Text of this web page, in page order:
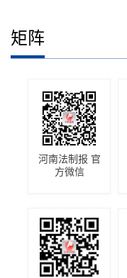
矩阵
河南法制报 官
方微信